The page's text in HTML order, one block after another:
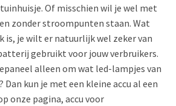
Of misschien wil je wel met
zonder stroompunten staan. Wat
is, je wilt er natuurlijk wel zeker van
gebruikt voor jouw verbruikers.
alleen om wat led-lampjes van
kun je met een kleine accu al een
onze pagina, accu voor